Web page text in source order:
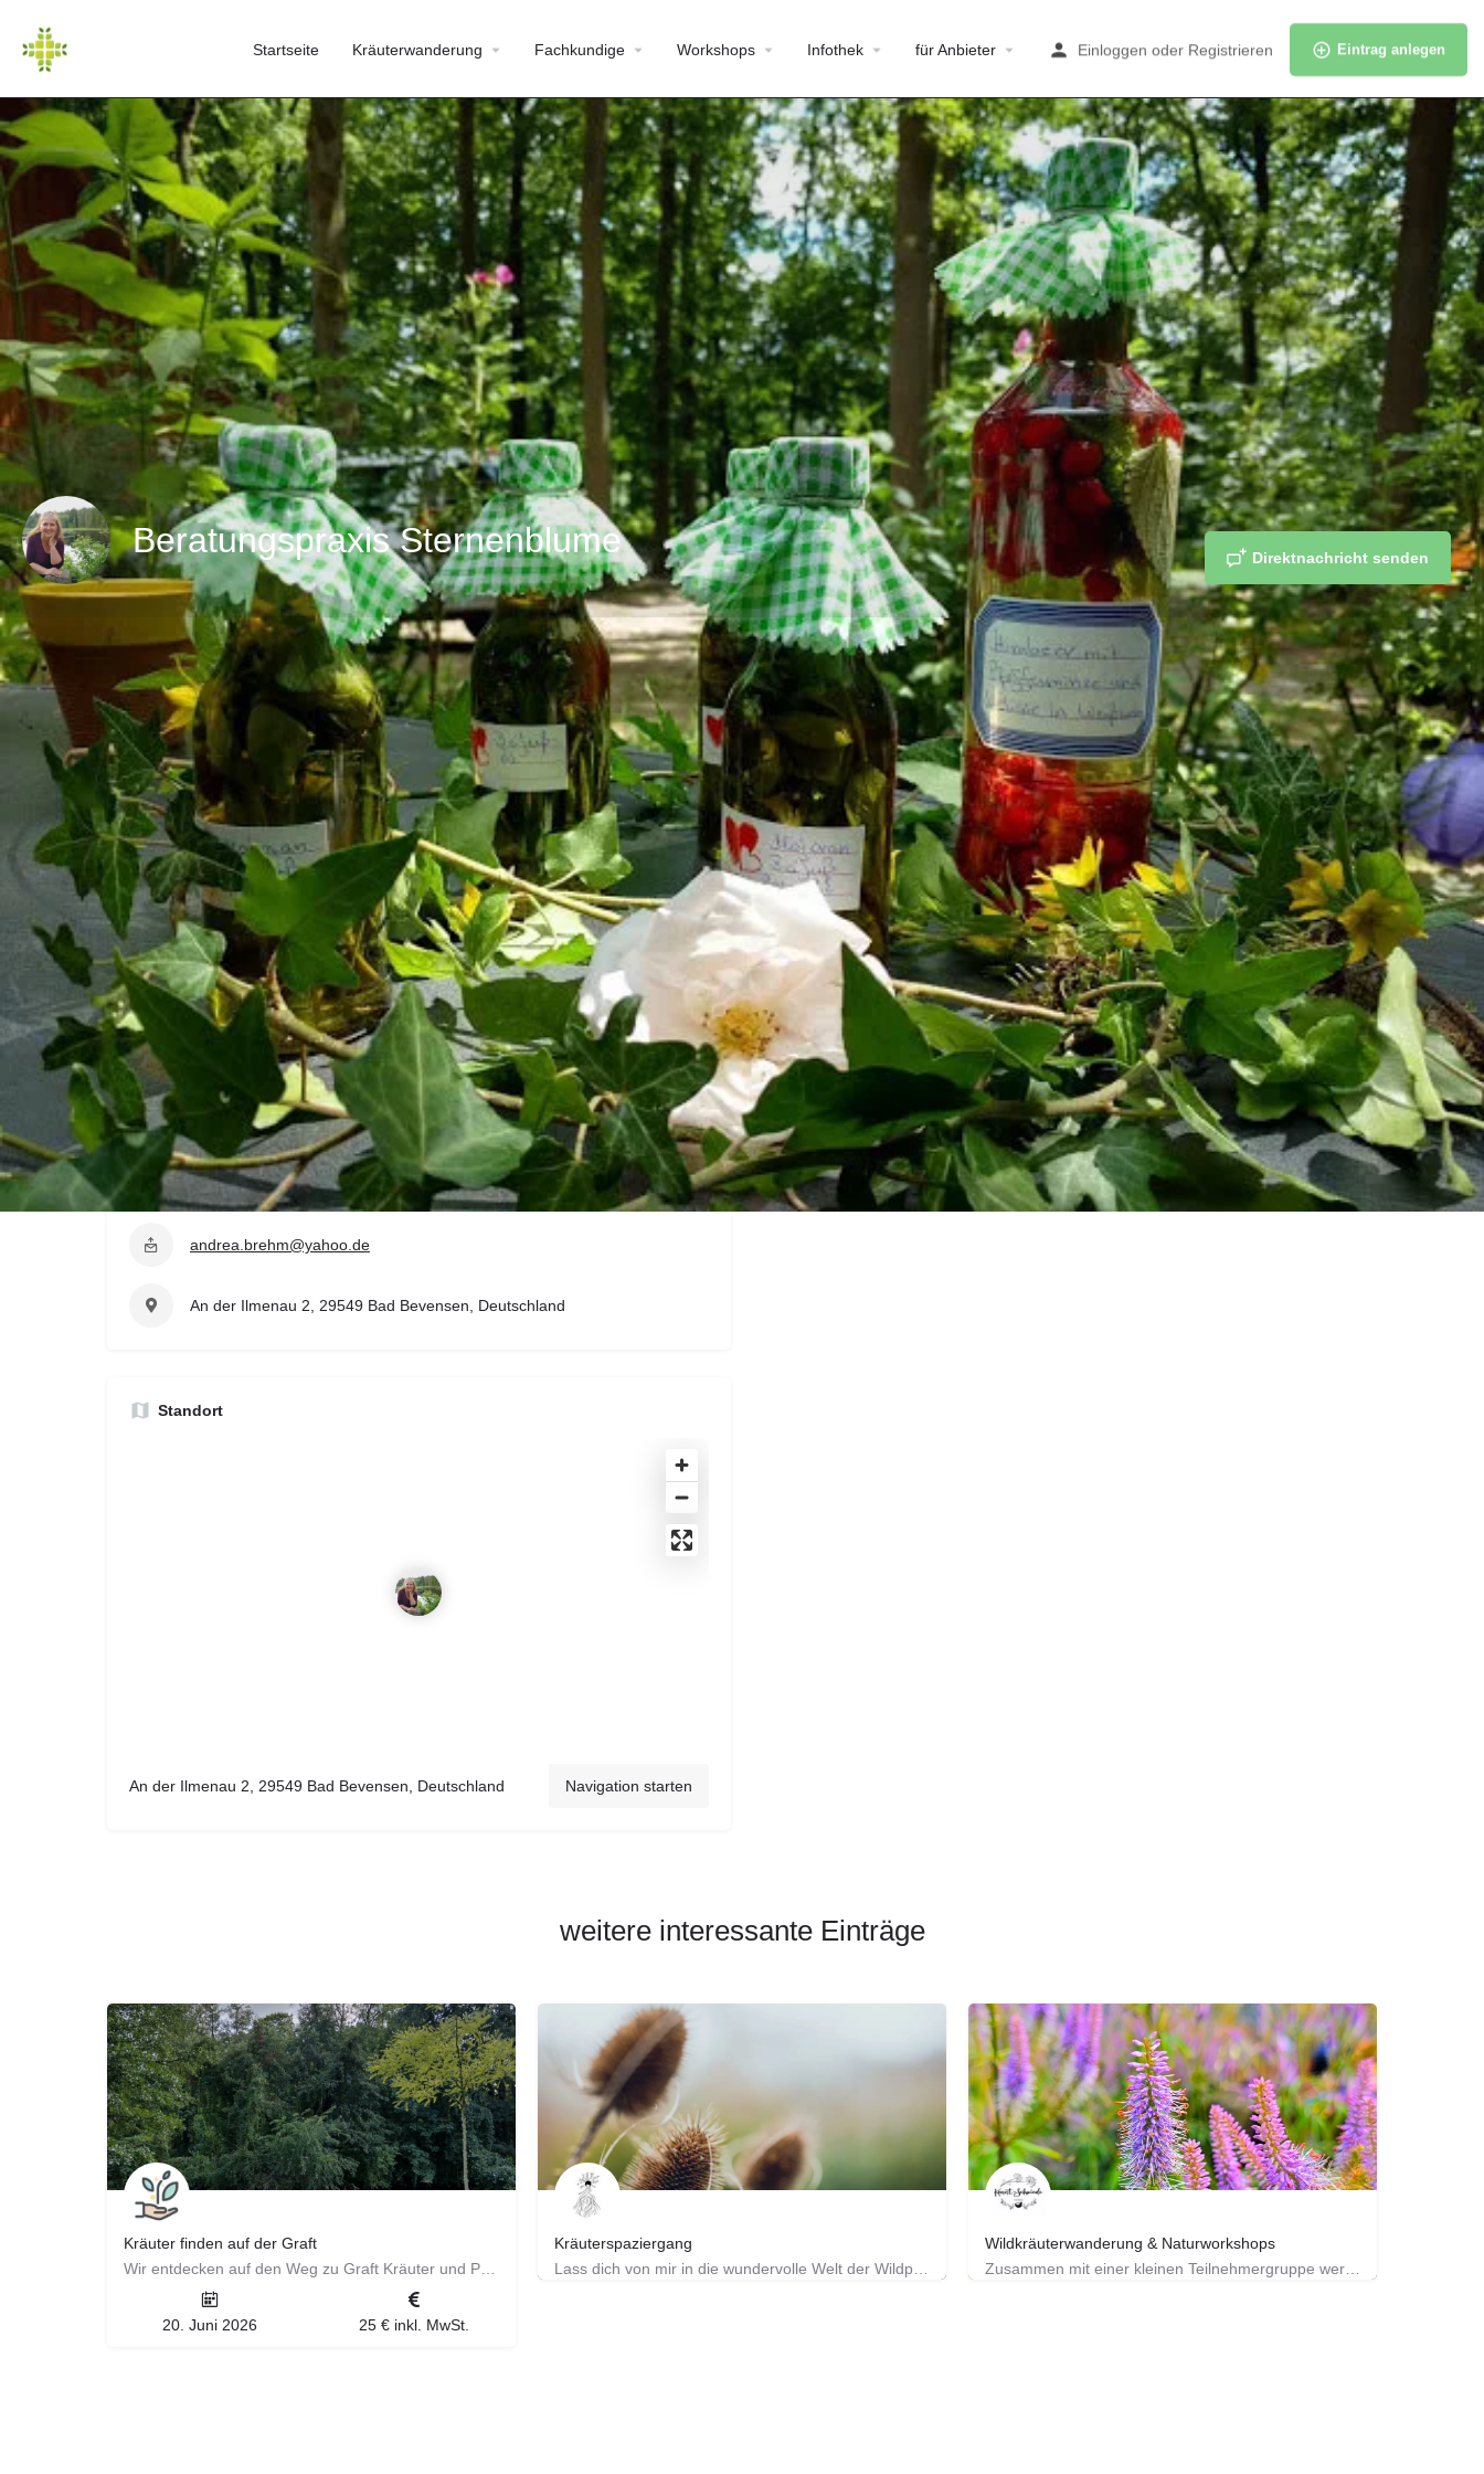
Startseite Kräuterwanderung Fachkundige Workshops Infothek für Anbieter Einloggen oder Registrieren Eintrag anlegen
Beratungspraxis Sternenblume Direktnachricht senden
Profil Bewertungen 0
Direktnachricht senden zur Webseite E-Mail senden anrufen teilen
Details zur Kräuterwanderung
Kräuterspaziergänge mit anschließender Herstellung von Tinkturen, Salben und
Köstlichkeiten. Ihr könnt mich jederzeit als Gruppe oder Einzelperson buchen.
Dauer des Spaziergangs 11/2 - 2 Stunden. Ich komme auch gerne zu euch.
Vielleicht gefällt euch auch mein Kurs "Von Rauch und Brauch" der mit dem Thema
Räucherkräuter und Brauchtum im Jahreslauf zu tun hat. Ich freue mich auf euch
Kontaktdaten
https://wanderkuechemitliebe.blogspot.com/?m=1
0152 02939238
andrea.brehm@yahoo.de
An der Ilmenau 2, 29549 Bad Bevensen, Deutschland
Standort
An der Ilmenau 2, 29549 Bad Bevensen, Deutschland Navigation starten
Galerie
weitere interessante Einträge
Kräuter finden auf der Graft
Wir entdecken auf den Weg zu Graft Kräuter und Pflanzen, und entdecken so mache Geschichten, Mythologien und…
20. Juni 2026 25 € inkl. MwSt.
Kräuterspaziergang
Lass dich von mir in die wundervolle Welt der Wildpflanzen mitnehmen. Wir entdecken die heilsamen…
Wildkräuterwanderung & Naturworkshops
Zusammen mit einer kleinen Teilnehmergruppe werden wir bei einer ca. 3 stündigen Wanderung auf Wiesen und in…